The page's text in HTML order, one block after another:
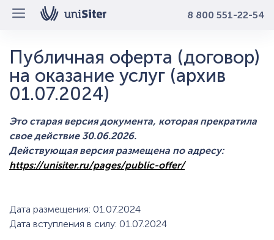
8 800 551-22-54
Публичная оферта (договор)
на оказание услуг (архив
01.07.2024)
Это старая версия документа, которая прекратила
свое действие 30.06.2026.
Действующая версия размещена по адресу:
https://unisiter.ru/pages/public-offer/
Дата размещения: 01.07.2024
Дата вступления в силу: 01.07.2024